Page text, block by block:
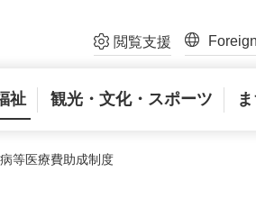
閲覧支援
祉 観光・文化・スポーツ
等医療費助成制度